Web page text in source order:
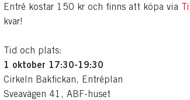
Entré kostar 150 kr och finns att köpa via
kvar!
Tid och plats:
1 oktober 17:30-19:30
Cirkeln Bakfickan, Entréplan
Sveavägen 41, ABF-huset